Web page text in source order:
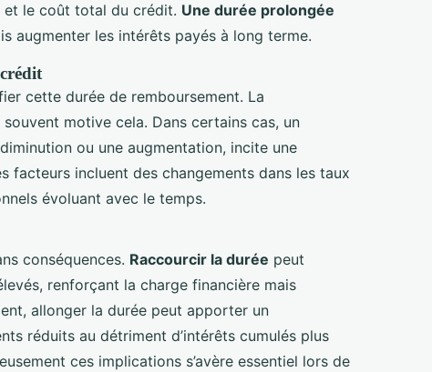
et le coût total du crédit. Une durée prolongée
augmenter les intérêts payés à long terme.
cette durée de remboursement. La
motive cela. Dans certains cas, un
ou une augmentation, incite une
facteurs incluent des changements dans les taux
évoluant avec le temps.
conséquences. Raccourcir la durée peut
renforçant la charge financière mais
allonger la durée peut apporter un
réduits au détriment d’intérêts cumulés plus
ces implications s’avère essentiel lors de